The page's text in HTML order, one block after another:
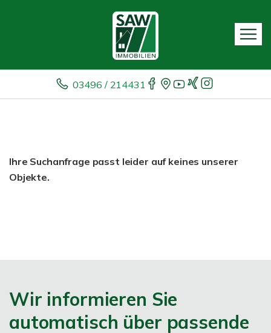
03496 / 214431
Ihre Suchanfrage passt leider auf keines unserer
Objekte.
Wir informieren Sie
automatisch über passende